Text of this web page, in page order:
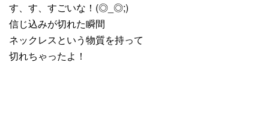
す、す、すごいな！(◎_◎;)
信じ込みが切れた瞬間
ネックレスという物質を持って
切れちゃったよ！